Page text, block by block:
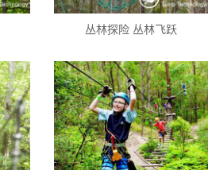
丛林探险 丛林飞跃